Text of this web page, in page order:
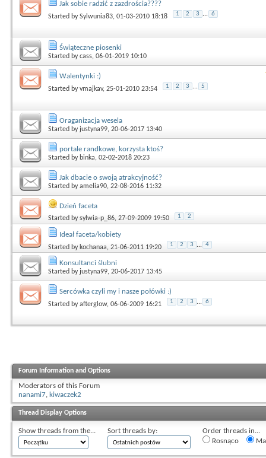
Jak sobie radzić z zazdrościa????
Started bySylwunia83, 01-03-2010 18:18 1 2 3 ... 6
Świąteczne piosenki
Started bycass, 06-01-2019 10:10
Walentynki :)
Started byvmajkav, 25-01-2010 23:54 1 2 3 ... 5
Oraganizacja wesela
Started by justyna99, 20-06-2017 13:40
portale randkowe, korzysta ktoś?
Started by binka, 02-02-2018 20:23
Jak dbacie o swoją atrakcyjność?
Started byamelia90, 22-08-2016 11:32
Dzień faceta
Started bysylwia-p_86, 27-09-2009 19:50 1 2
Ideał faceta/kobiety
Started by kochanaa, 21-06-2011 19:20 1 2 3 ... 4
Konsultanci ślubni
Started by justyna99, 20-06-2017 13:45
Sercówka czyli my i nasze połówki :)
Started byafterglow, 06-06-2009 16:21 1 2 3 ... 6
Forum Information and Options
Moderators of this Forum
nanami7, kiwaczek2
Thread Display Options
Show threads from the... Sort threads by:
Order threads in...
Rosnąco